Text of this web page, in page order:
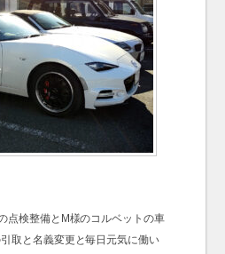
点検整備とM様のコルベットの車
取と名義変更と毎日元気に働い